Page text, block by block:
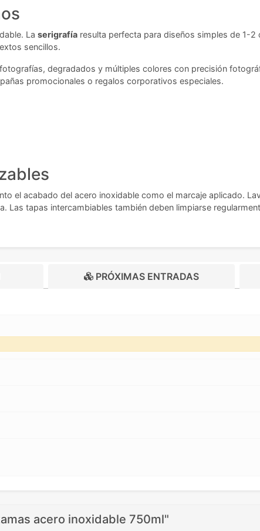
La serigrafía resulta perfecta para diseños simples de 1-
sencillos.
degradados y múltiples colores con precisión
promocionales o regalos corporativos especiales.
el acabado del acero inoxidable como el marcaje aplicado.
tapas intercambiables también deben limpiarse
PRÓXIMAS ENTRADAS
acero inoxidable 750ml"